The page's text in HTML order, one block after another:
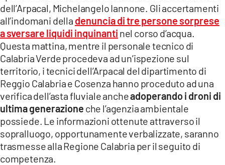
LACITYMAG.IT
ILREGGINO.IT
COSENZACHANNEL.IT
ILVIBONESE.IT
CATANZAROCHANNEL.IT
LACAPITALENEWS.IT
App
ANDROID
dell’Arpacal, Michelangelo Iannone. Gli accertamenti
all’indomani della denuncia di tre persone sorprese
a sversare liquidi inquinanti nel corso d’acqua.
Questa mattina, mentre il personale tecnico di
Calabria Verde procedeva ad un’ispezione sul
territorio, i tecnici dell’Arpacal del dipartimento di
Reggio Calabria e Cosenza hanno proceduto ad una
verifica dell’asta fluviale ancheadoperando i droni di
ultima generazione che l’agenzia ambientale
possiede. Le informazioni ottenute attraverso il
sopralluogo, opportunamente verbalizzate, saranno
trasmesse alla Regione Calabria per il seguito di
competenza.